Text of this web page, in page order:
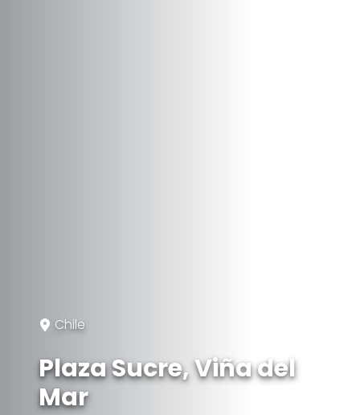
Chile
Plaza Sucre, Viña del
Mar